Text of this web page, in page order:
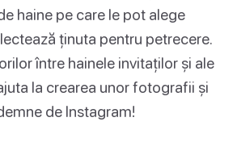
haine pe care le pot alege
ținuta pentru petrecere.
între hainele invitaților și ale
la crearea unor fotografii și
de Instagram!